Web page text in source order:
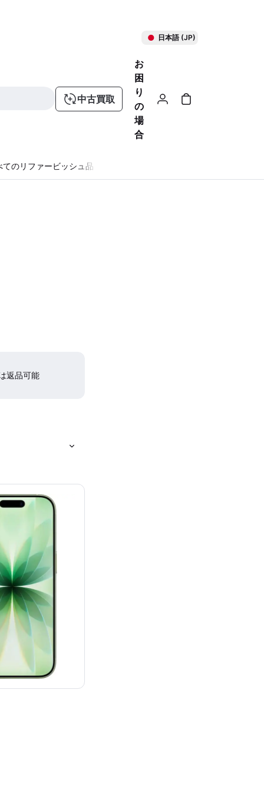
日本語 (JP)
中古買取
お
困
り
の
場
合
てのリファービッシュ品
返品可能